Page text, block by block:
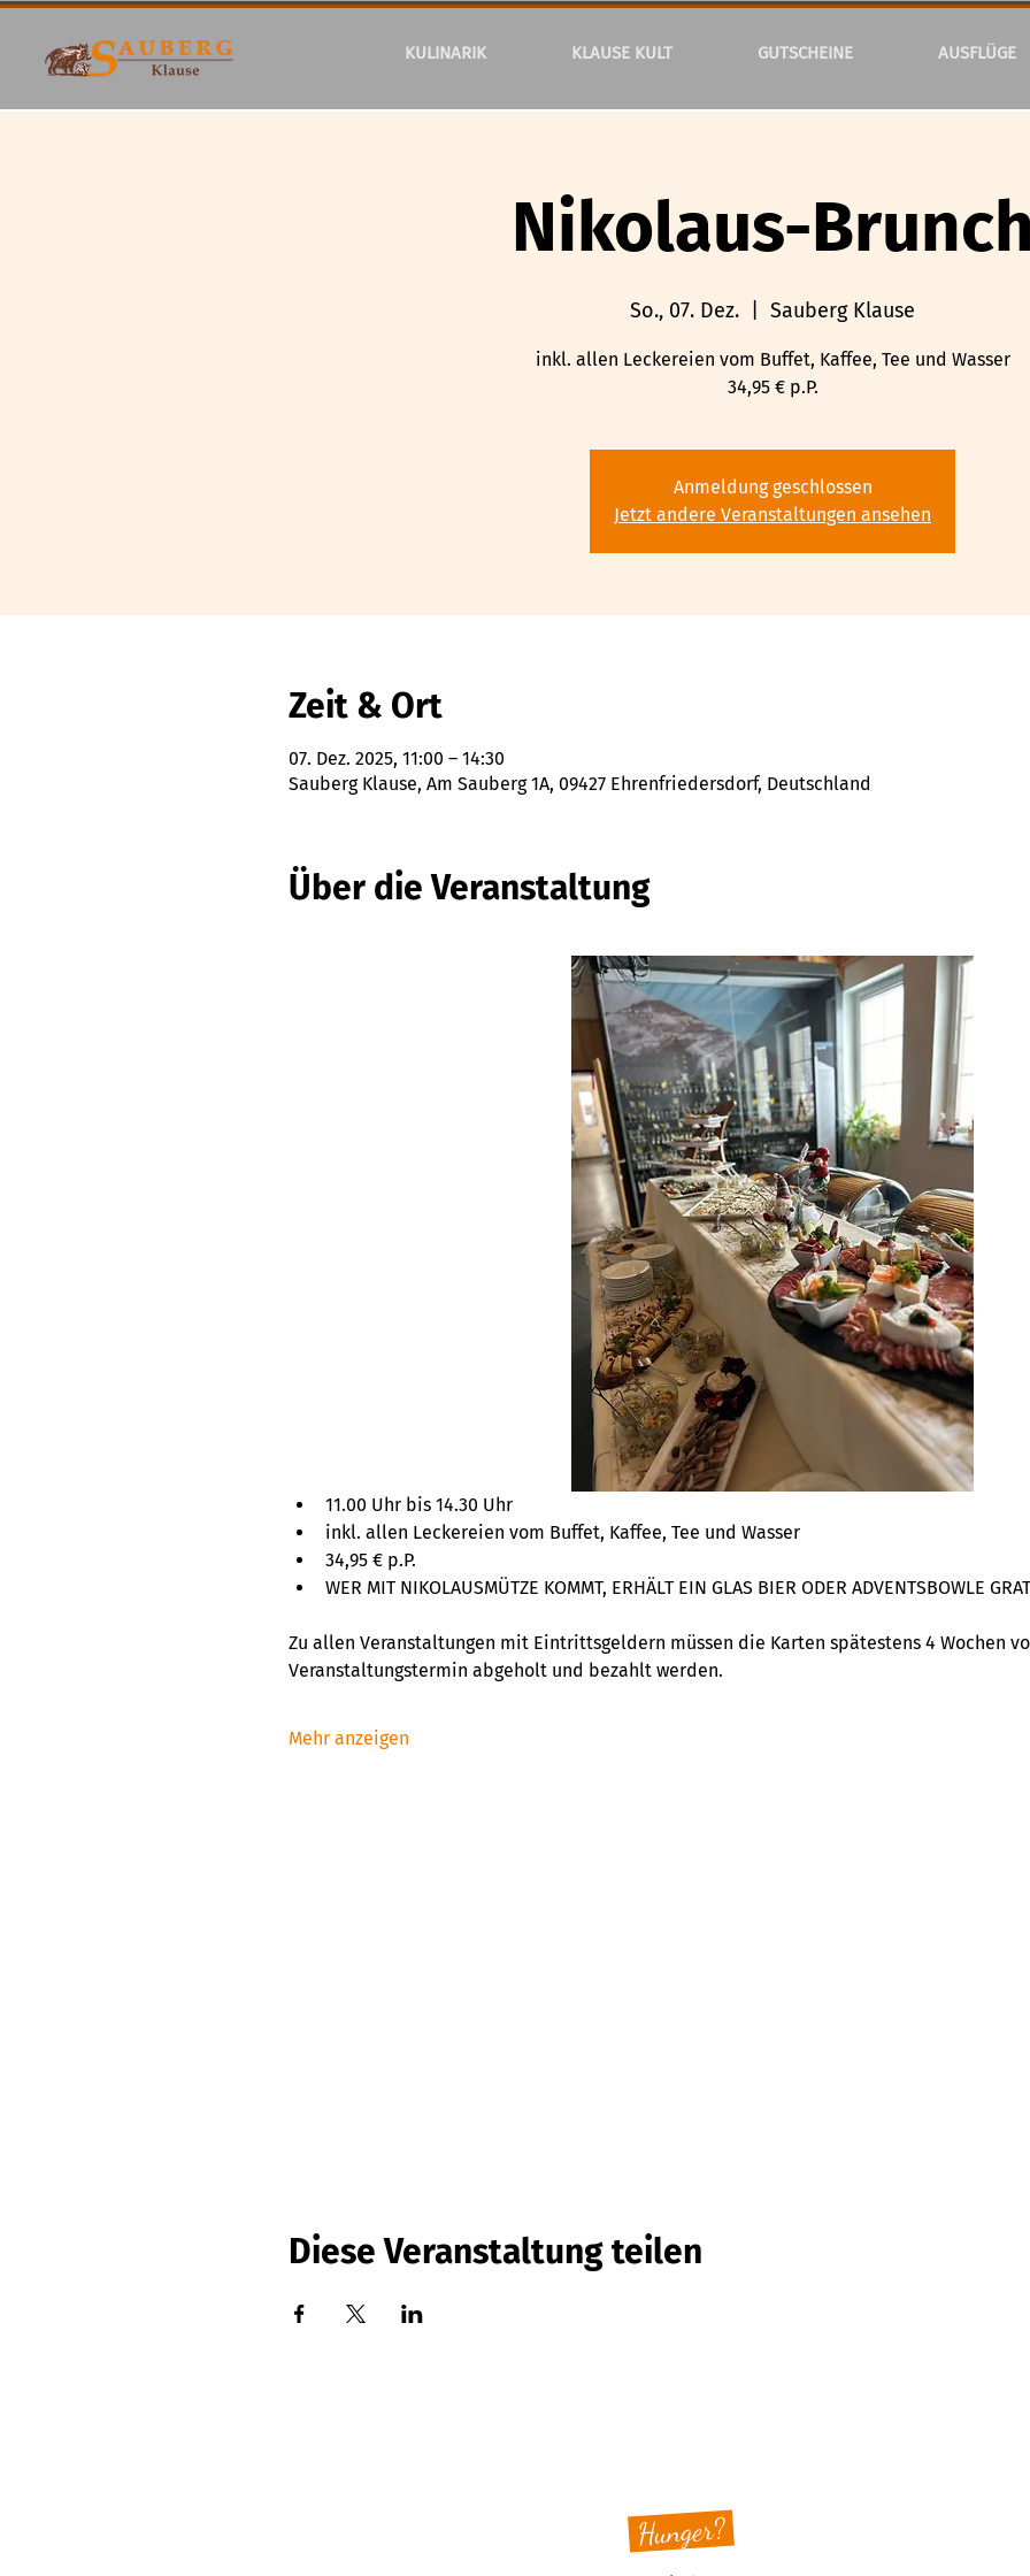
KULINARIK KLAUSE KULT GUTSCHEINE AUSFLÜGE
Nikolaus-Brunch
So., 07. Dez. Sauberg Klause
inkl. allen Leckereien vom Buffet, Kaffee, Tee und Wasser
34,95 € p.P.
Anmeldung geschlossen
Jetzt andere Veranstaltungen ansehen
Zeit & Ort
07. Dez. 2025, 11:00 – 14:30
Sauberg Klause, Am Sauberg 1A, 09427 Ehrenfriedersdorf, Deutschland
Über die Veranstaltung
11.00 Uhr bis 14.30 Uhr
inkl. allen Leckereien vom Buffet, Kaffee, Tee und Wasser
34,95 € p.P.
WER MIT NIKOLAUSMÜTZE KOMMT, ERHÄLT EIN GLAS BIER ODER ADVENTSBOWLE
Zu allen Veranstaltungen mit Eintrittsgeldern müssen die Karten spätestens 4 Wochen
Veranstaltungstermin abgeholt und bezahlt werden.
Mehr anzeigen
Diese Veranstaltung teilen
Hunger?